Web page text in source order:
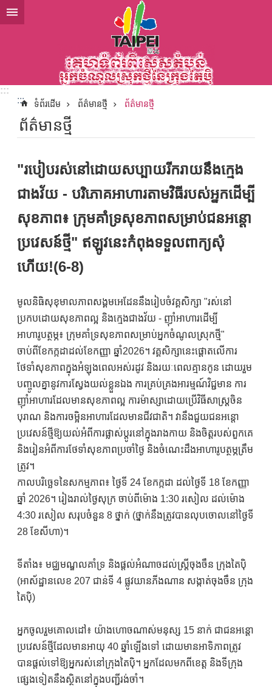
ទៅកាន់មាតិកាប្លុកមាតិកាសំខាន់
:::
:::
ទំព័រដើម ព័ត៌មានថ្មី ព័ត៌មានថ្មី
ព័ត៌មានថ្មី
"របៀបរស់នៅដោយសប្បាយរីករាយនឹងក្មេង
ជាងវ័យ - បរិភោគអាហារតាមវិធីរបស់អ្នកដើម្បី
សុខភាព៖ ក្រុមគាំទ្រសុខភាពសម្រាប់ជនអន្តោ
ប្រវេសន៍ថ្មី" ឥឡូវនេះកំពុងទទួលពាក្យសុំ
ហើយ!(6-8)
មូលនិធិសុខុមាលភាពសង្គមអេដែននឹងរៀបចំវគ្គសិក្សា "រស់នៅ
ប្រកបដោយសុខភាពល្អ និងក្មេងជាងវ័យ - ញ៉ាំអាហារដើម្បី
អាហារូបត្ថម្ភ៖ ក្រុមគាំទ្រសុខភាពសម្រាប់អ្នកចំណូលស្រុកថ្មី"
ចាប់ពីខែកក្កដាដល់ខែកញ្ញា ឆ្នាំ2026។ វគ្គសិក្សានេះផ្តោតលើការ
ថែទាំសុខភាពក្នុងអំឡុងពេលអស់រដូវ និងរយៈពេលគ្មានកូន ដោយរួម
បញ្ចូលគ្នានូវការស្វែងយល់ខ្លួនឯង ការគ្រប់គ្រងអារម្មណ៍វិជ្ជមាន ការ
ញ៉ាំអាហារដែលមានសុខភាពល្អ ការម៉ាស្សាដោយប្រើវិធីសាស្ត្រចិន
បុរាណ និងការចម្អិនអាហារដែលមានជីវជាតិ។ វានឹងជួយជនអន្តោ
ប្រវេសន៍ថ្មីឱ្យយល់អំពីការផ្លាស់ប្តូរនៅក្នុងរាងកាយ និងចិត្តរបស់ពួកគេ
និងរៀនអំពីការថែទាំសុខភាពប្រចាំថ្ងៃ និងចំណេះដឹងអាហារូបត្ថម្ភត្រឹម
ត្រូវ។
កាលបរិច្ឆេទនៃសកម្មភាព៖ ថ្ងៃទី 24 ខែកក្កដា ដល់ថ្ងៃទី 18 ខែកញ្ញា
ឆ្នាំ 2026។ រៀងរាល់ថ្ងៃសុក្រ ចាប់ពីម៉ោង 1:30 រសៀល ដល់ម៉ោង
4:30 រសៀល សរុបចំនួន 8 ថ្នាក់ (ថ្នាក់នឹងត្រូវបានលុបចោលនៅថ្ងៃទី
28 ខែសីហា)។
ទីតាំង៖ មជ្ឈមណ្ឌលគាំទ្រ និងផ្តល់អំណាចដល់ស្ត្រីចុងចឹន ក្រុងតៃប៉ិ
(អាស័ដ្ឋានលេខ 207 ជាន់ទី 4 ផ្លូវយានភីងណាន សង្កាត់ចុងចឹន ក្រុង
តៃប៉ិ)
អ្នកចូលរួមគោលដៅ៖ យ៉ាងហោចណាស់មនុស្ស 15 នាក់ ជាជនអន្តោ
ប្រវេសន៍ថ្មីដែលមានអាយុ 40 ឆ្នាំឡើងទៅ ដោយមានអាទិភាពត្រូវ
បានផ្តល់ទៅឱ្យអ្នករស់នៅក្រុងតៃប៉ិ។ អ្នកដែលមកពីខេត្ត និងទីក្រុង
ផ្សេងទៀតនឹងស្ថិតនៅក្នុងបញ្ជីរង់ចាំ។